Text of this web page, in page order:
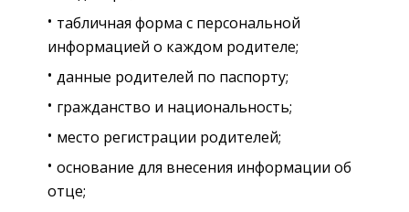
табличная форма с персональной
информацией о каждом родителе;
данные родителей по паспорту;
гражданство и национальность;
место регистрации родителей;
основание для внесения информации об
отце;